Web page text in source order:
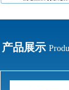
产品展示